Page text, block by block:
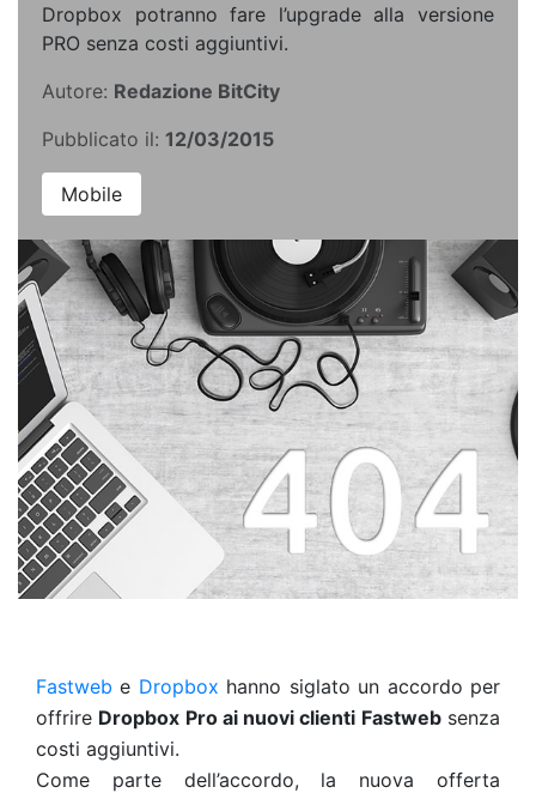
Dropbox potranno fare l’upgrade alla versione
PRO senza costi aggiuntivi.
Autore: Redazione BitCity
Pubblicato il: 12/03/2015
Mobile
Fastweb e Dropbox hanno siglato un accordo per
offrire Dropbox Pro ai nuovi clienti Fastwebsenza
costi aggiuntivi.
Come parte dell’accordo, la nuova offerta